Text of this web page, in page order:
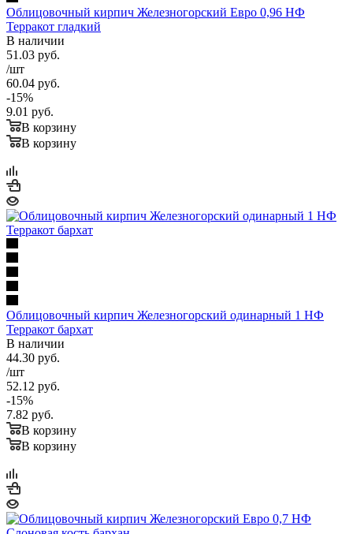
Облицовочный кирпич Железногорский Евро 0,96 НФ
Терракот гладкий
В наличии
51.03 руб.
/шт
60.04 руб.
-15%
9.01 руб.
В корзину
В корзину
Облицовочный кирпич Железногорский одинарный 1 НФ
Терракот бархат
В наличии
44.30 руб.
/шт
52.12 руб.
-15%
7.82 руб.
В корзину
В корзину